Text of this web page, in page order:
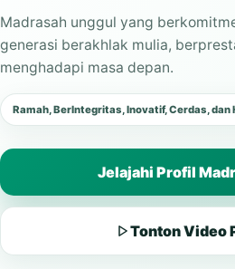
Madrasah unggul yang
generasi berakhlak mulia,
menghadapi masa depan.
Ramah, BerIntegritas, Inovatif, Cerdas, dan
Jelajahi Profil
Tonton Video